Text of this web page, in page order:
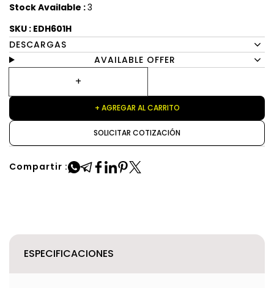
Stock Available :3
SKU : EDH601H
DESCARGAS
AVAILABLE OFFER
+ AGREGAR AL CARRITO
SOLICITAR COTIZACIÓN
Compartir :
ESPECIFICACIONES